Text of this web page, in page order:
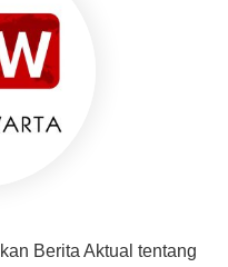
Berita Aktual tentang